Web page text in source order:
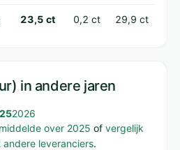
23,5 ct 0,2 ct 29,9 ct
in andere jaren
2026
over 2025 of vergelijk
andere leveranciers.